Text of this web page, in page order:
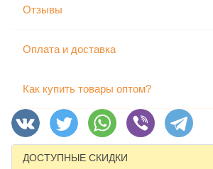
Отзывы
Оплата и доставка
Как купить товары оптом?
ДОСТУПНЫЕ СКИДКИ